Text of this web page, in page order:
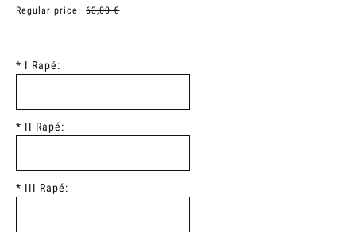
Regular price: 63,00 €
* I Rapé:
* II Rapé:
* III Rapé: